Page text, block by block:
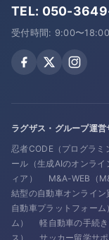
TEL: 050-
受付時間: 9:00〜18:00
ラグザス・グループ運営
忍者CODE（プログラミ
ール（生成AIのオンライ
ィア）
M&A-WEB（
結型の自動車オンライン
自動車プラットフォーム
ム）
軽自動車の手続
ス）
サッカー留学サ